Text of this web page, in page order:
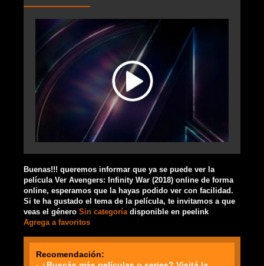
Buenas!!! queremos informar que ya se puede ver la
película Ver Avengers: Infinity War (2018) online de forma
online, esperamos que la hayas podido ver con facilidad.
Si te ha gustado el tema de la película, te invitamos a que
veas el género Sin categoría disponible en peelink
Agrega a favoritos
Recomendación: